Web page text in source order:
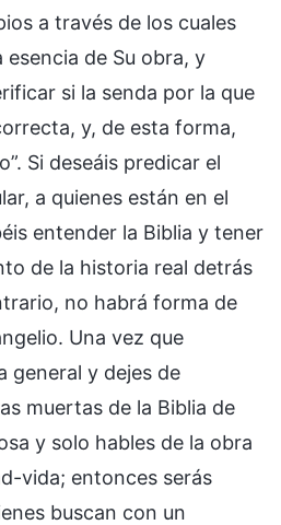
a través de los cuales
esencia de Su obra, y
si la senda por la que
y, de esta forma,
Si deseáis predicar el
a quienes están en el
entender la Biblia y tener
de la historia real detrás
no habrá forma de
Una vez que
general y dejes de
muertas de la Biblia de
y solo hables de la obra
vida; entonces serás
buscan con un